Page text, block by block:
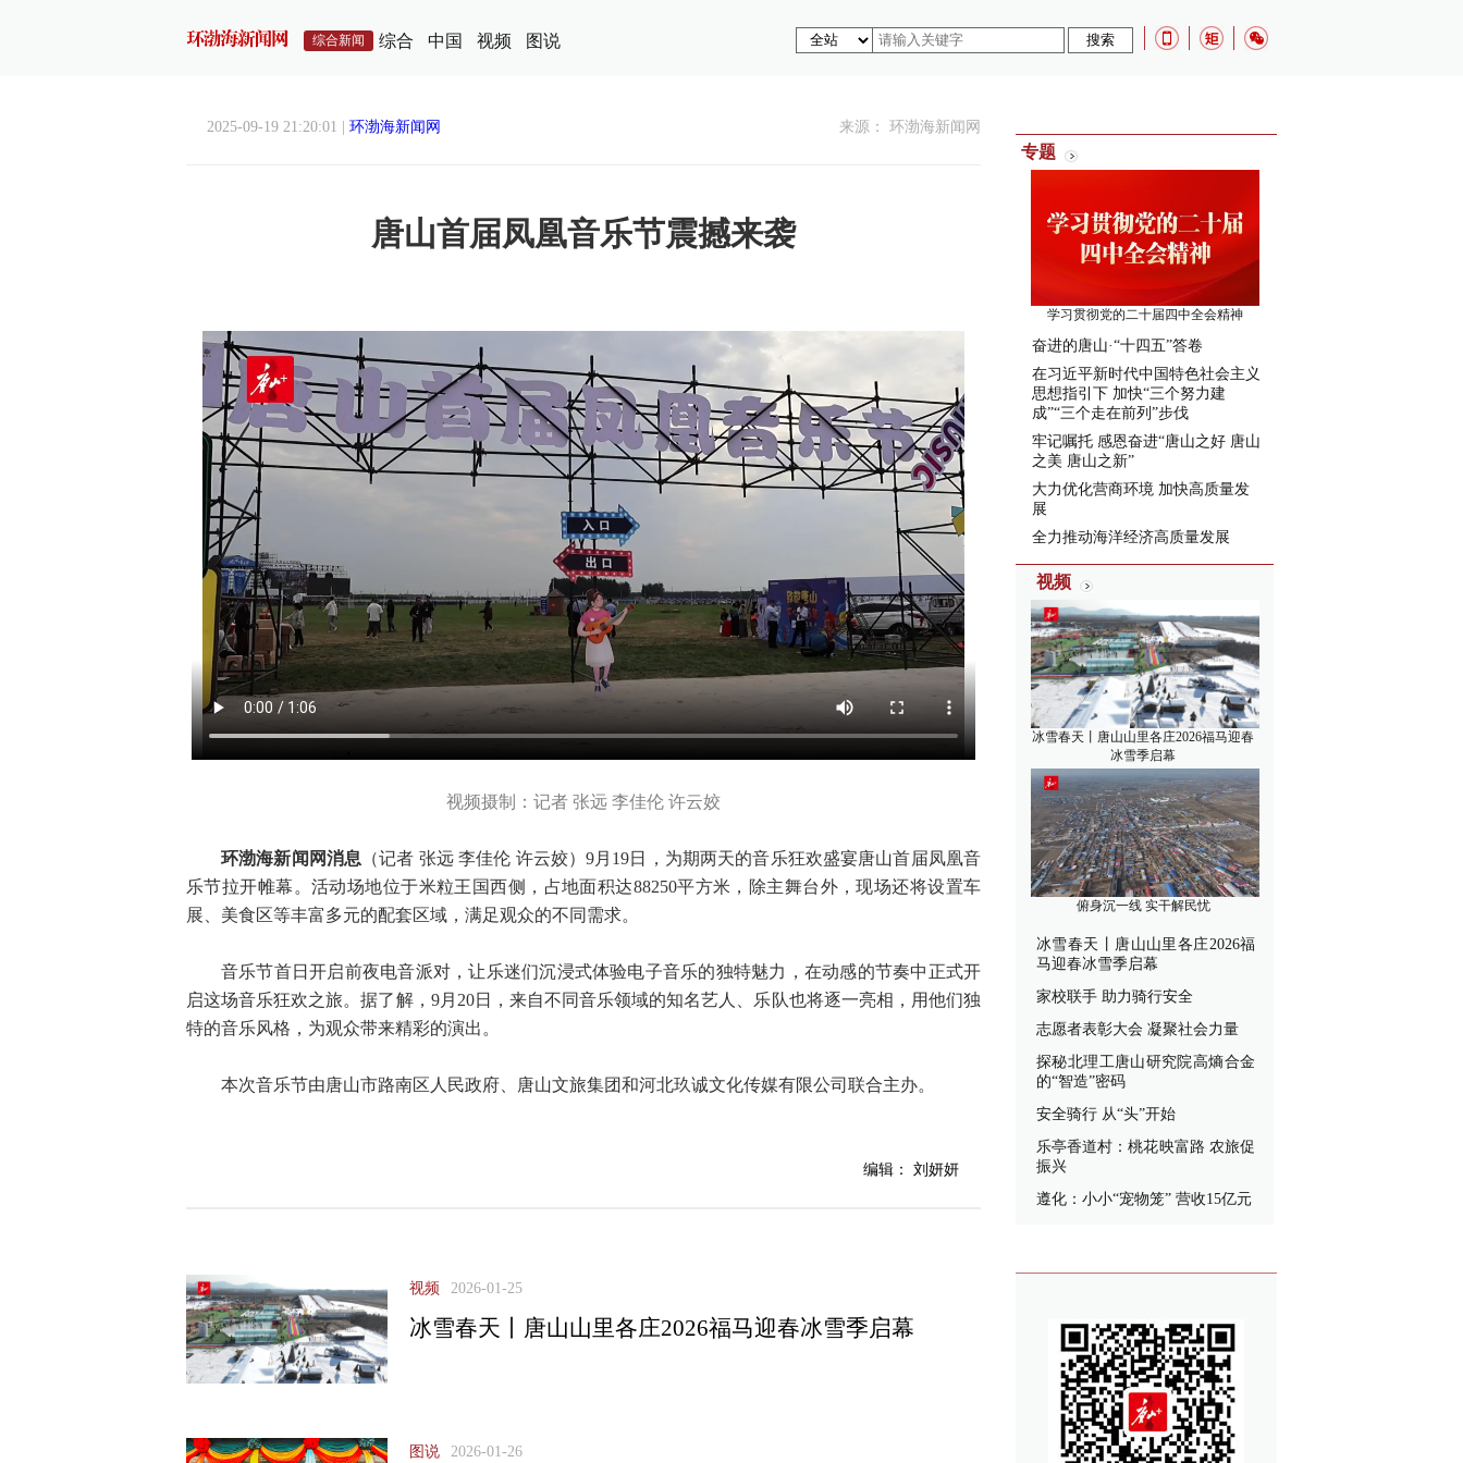
综合新闻 综合 中国 视频 图说
2025-09-19 21:20:01 | 环渤海新闻网 来源： 环渤海新闻网
唐山首届凤凰音乐节震撼来袭
视频摄制：记者 张远 李佳伦 许云姣
环渤海新闻网消息 （记者 张远 李佳伦 许云姣）9月19日，为期两天的音乐狂欢盛宴唐山首届凤凰音
乐节拉开帷幕。活动场地位于米粒王国西侧，占地面积达88250平方米，除主舞台外，现场还将设置车
展、美食区等丰富多元的配套区域，满足观众的不同需求。
音乐节首日开启前夜电音派对，让乐迷们沉浸式体验电子音乐的独特魅力，在动感的节奏中正式开
启这场音乐狂欢之旅。据了解，9月20日，来自不同音乐领域的知名艺人、乐队也将逐一亮相，用他们独
特的音乐风格，为观众带来精彩的演出。
本次音乐节由唐山市路南区人民政府、唐山文旅集团和河北玖诚文化传媒有限公司联合主办。
编辑： 刘妍妍
视频 2026-01-25
冰雪春天丨唐山山里各庄2026福马迎春冰雪季启幕
图说 2026-01-26
专题
学习贯彻党的二十届四中全会精神
奋进的唐山·“十四五”答卷
在习近平新时代中国特色社会主义
思想指引下 加快“三个努力建
成”“三个走在前列”步伐
牢记嘱托 感恩奋进“唐山之好 唐山
之美 唐山之新”
大力优化营商环境 加快高质量发
展
全力推动海洋经济高质量发展
视频
冰雪春天丨唐山山里各庄2026福马迎春
冰雪季启幕
俯身沉一线 实干解民忧
冰雪春天丨唐山山里各庄2026福
马迎春冰雪季启幕
家校联手 助力骑行安全
志愿者表彰大会 凝聚社会力量
探秘北理工唐山研究院高熵合金
的“智造”密码
安全骑行 从“头”开始
乐亭香道村：桃花映富路 农旅促
振兴
遵化：小小“宠物笼” 营收15亿元